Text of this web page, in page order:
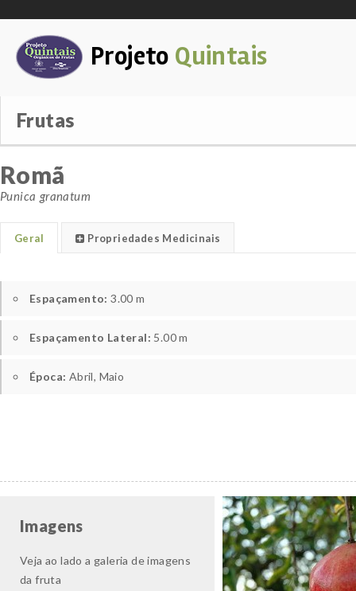
Projeto Quintais
Frutas
Romã
Punica granatum
Geral Propriedades Medicinais
Espaçamento: 3.00 m
Espaçamento Lateral: 5.00 m
Época: Abril, Maio
Imagens
Veja ao lado a galeria de imagens
da fruta